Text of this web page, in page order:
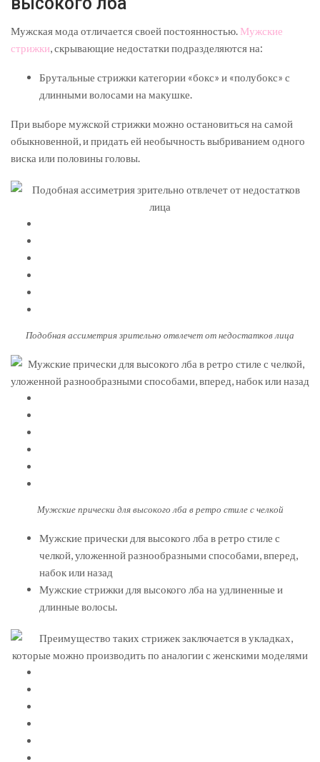
Мужская мода отличается своей постоянностью. Мужские
стрижки , скрывающие недостатки подразделяются на:
Брутальные стрижки категории «бокс» и «полубокс» с
длинными волосами на макушке.
При выборе мужской стрижки можно остановиться на самой
обыкновенной, и придать ей необычность выбриванием одного
виска или половины головы.
Подобная ассиметрия зрительно отвлечет от недостатков лица
Мужские прически для высокого лба в ретро стиле с челкой
Мужские прически для высокого лба в ретро стиле с
челкой, уложенной разнообразными способами, вперед,
набок или назад
Мужские стрижки для высокого лба на удлиненные и
длинные волосы.